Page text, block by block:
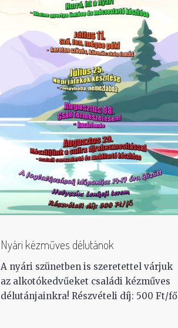
Nyári kézműves délutánok
A nyári szünetben is szeretettel várjuk
az alkotókedvűeket családi kézműves
délutánjainkra! Részvételi díj: 500 Ft/fő